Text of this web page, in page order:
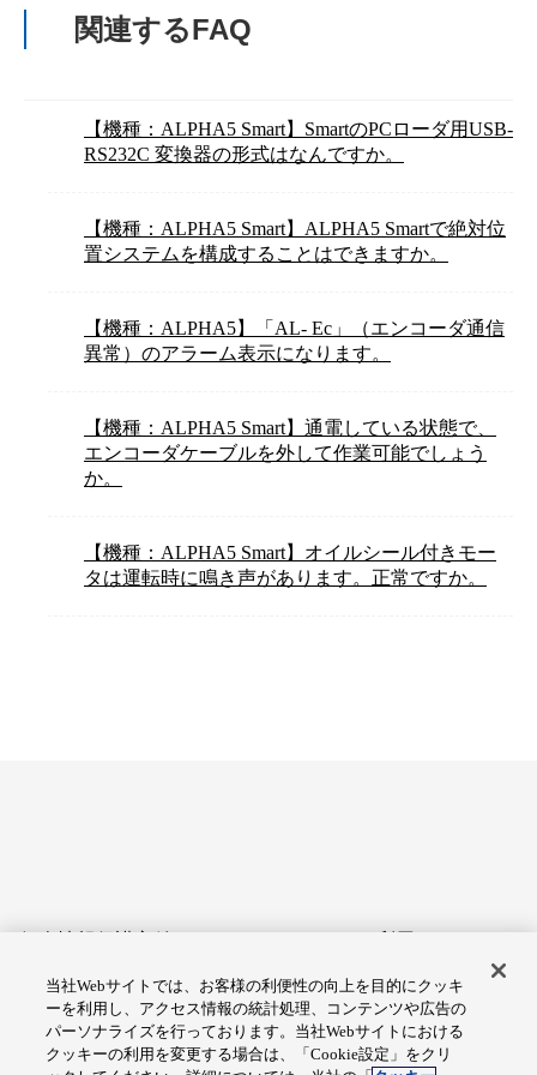
関連するFAQ
【機種：ALPHA5 Smart】SmartのPCローダ用USB-
RS232C 変換器の形式はなんですか。
【機種：ALPHA5 Smart】ALPHA5 Smartで絶対位
置システムを構成することはできますか。
【機種：ALPHA5】「AL- Ec」（エンコーダ通信
異常）のアラーム表示になります。
【機種：ALPHA5 Smart】通電している状態で、
エンコーダケーブルを外して作業可能でしょう
か。
【機種：ALPHA5 Smart】オイルシール付きモー
タは運転時に鳴き声があります。正常ですか。
アクセシビリティへの対応
Cookie設定
当社Webサイトでは、お客様の利便性の向上を目的にクッキ
ーを利用し、アクセス情報の統計処理、コンテンツや広告の
パーソナライズを行っております。当社Webサイトにおける
クッキーの利用を変更する場合は、「Cookie設定」をクリ